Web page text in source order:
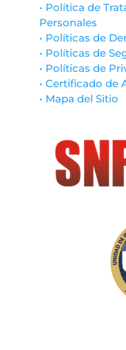
• Política de
Personales
• Políticas de
• Políticas de
• Políticas de
• Certificado de
• Mapa del Sitio